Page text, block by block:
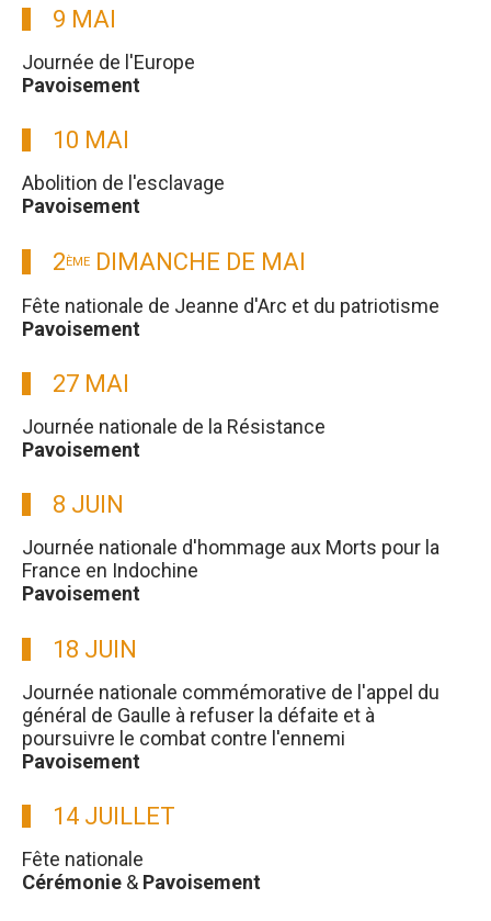
9 MAI
Journée de l'Europe
Pavoisement
10 MAI
Abolition de l'esclavage
Pavoisement
2ÈME DIMANCHE DE MAI
Fête nationale de Jeanne d'Arc et du patriotisme
Pavoisement
27 MAI
Journée nationale de la Résistance
Pavoisement
8 JUIN
Journée nationale d'hommage aux Morts pour la
France en Indochine
Pavoisement
18 JUIN
Journée nationale commémorative de l'appel du
général de Gaulle à refuser la défaite et à
poursuivre le combat contre l'ennemi
Pavoisement
14 JUILLET
Fête nationale
Cérémonie & Pavoisement